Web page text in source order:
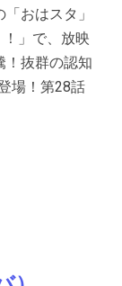
おはスタ」
！」で、放映
！抜群の認知
場！第28話